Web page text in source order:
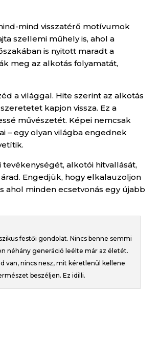
mind visszatérő motívumok
szellemi műhely is, ahol a
is nyitott maradt a
meg az alkotás folyamatát,
a világgal. Hite szerint az alkotás
kapjon vissza. Ez a
művészetét. Képei nemcsak
– egy olyan világba engednek
alkotói hitvallását,
Engedjük, hogy elkalauzoljon
ahol minden ecsetvonás egy újabb
festői gondolat. Nincs benne semmi
néhány generáció leélte már az életét.
van, nincs nesz, mit kéretlenül kellene
beszéljen. Ez idilli.